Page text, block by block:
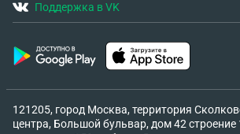
Поддержка в VK
121205, город Москва, территория
центра, Большой бульвар, дом 42 строение